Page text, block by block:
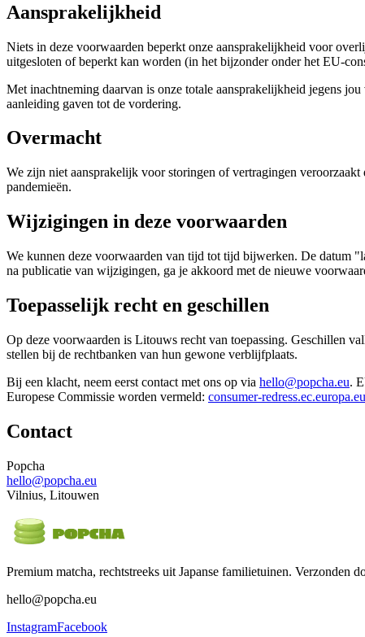
Aansprakelijkheid
Niets in deze voorwaarden beperkt onze aansprakelijkheid voor
uitgesloten of beperkt kan worden (in het bijzonder onder het EU-
Met inachtneming daarvan is onze totale aansprakelijkheid jegens
aanleiding gaven tot de vordering.
Overmacht
We zijn niet aansprakelijk voor storingen of vertragingen
pandemieën.
Wijzigingen in deze voorwaarden
We kunnen deze voorwaarden van tijd tot tijd bijwerken. De datum
na publicatie van wijzigingen, ga je akkoord met de nieuwe
Toepasselijk recht en geschillen
Op deze voorwaarden is Litouws recht van toepassing. Geschillen
stellen bij de rechtbanken van hun gewone verblijfplaats.
Bij een klacht, neem eerst contact met ons op via hello@popcha.eu.
Europese Commissie worden vermeld: consumer-redress.ec.europa.eu
Contact
Popcha
hello@popcha.eu
Vilnius, Litouwen
Premium matcha, rechtstreeks uit Japanse familietuinen. Verzonden
hello@popcha.eu
InstagramFacebook